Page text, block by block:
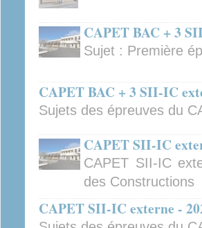
CAPET BAC + 3
Sujet : Première
CAPET BAC + 3 SII-IC
Sujets des épreuves du
CAPET SII-IC
CAPET SII-IC
des Constructions
CAPET SII-IC externe -